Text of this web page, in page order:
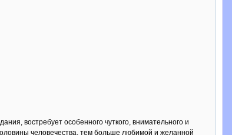
востребует особенного чуткого, внимательного и
человечества, тем больше любимой и желанной